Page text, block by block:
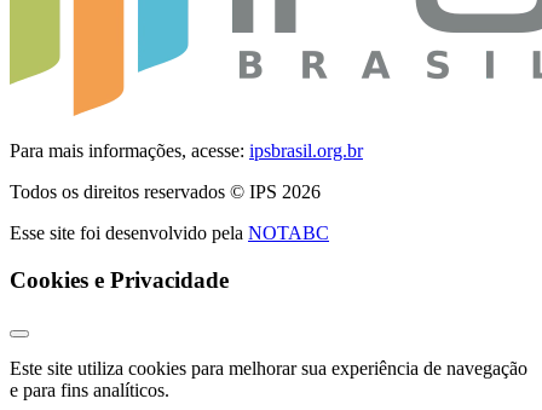
Para mais informações, acesse: ipsbrasil.org.br
Todos os direitos reservados © IPS 2026
Esse site foi desenvolvido pela NOTABC
Cookies e Privacidade
Este site utiliza cookies para melhorar sua experiência de navegação
e para fins analíticos.